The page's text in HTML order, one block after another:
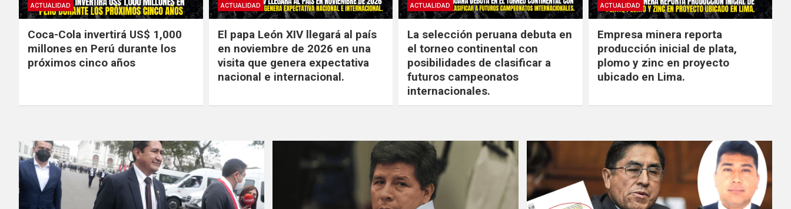
ACTUALIDAD
Coca-Cola invertirá US$ 1,000
millones en Perú durante los
próximos cinco años
ACTUALIDAD
El papa León XIV llegará al país
en noviembre de 2026 en una
visita que genera expectativa
nacional e internacional.
ACTUALIDAD
La selección peruana debuta en
el torneo continental con
posibilidades de clasificar a
futuros campeonatos
internacionales.
ACTUALIDAD
Empresa minera reporta
producción inicial de plata,
plomo y zinc en proyecto
ubicado en Lima.